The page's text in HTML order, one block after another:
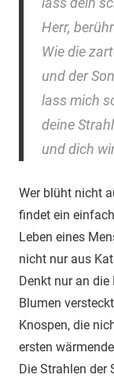
Herr,
Wie die
und der
lass mich
deine
und dich
Wer blüht nicht
findet ein
Leben eines
nicht nur aus
Denkt nur an die
Blumen
Knospen, die
ersten
Die Strahlen der